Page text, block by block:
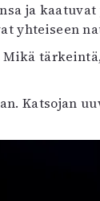
ja
yhteiseen
Katsojan